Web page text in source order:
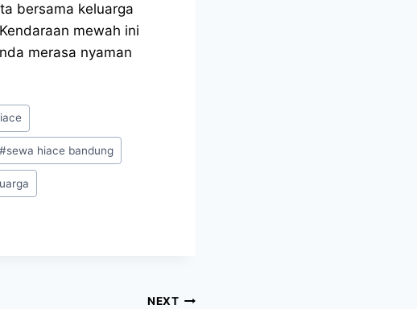
bersama keluarga
mewah ini
merasa nyaman
#sewa hiace bandung
NEXT